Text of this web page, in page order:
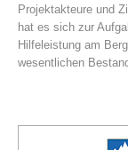
Projektakteure und
hat es sich zur
Hilfeleistung am
wesentlichen